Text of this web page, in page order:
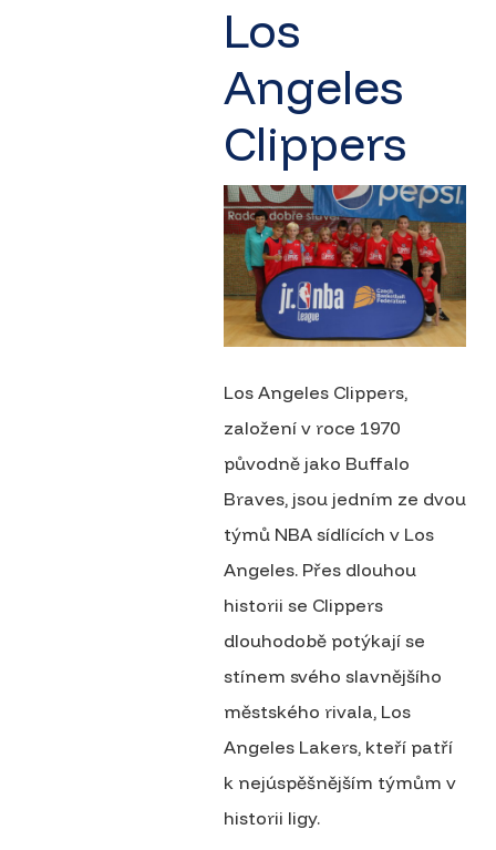
Los
Angeles
Clippers
Los Angeles Clippers,
založení v roce 1970
původně jako Buffalo
Braves, jsou jedním ze dvou
týmů NBA sídlících v Los
Angeles. Přes dlouhou
historii se Clippers
dlouhodobě potýkají se
stínem svého slavnějšího
městského rivala, Los
Angeles Lakers, kteří patří
k nejúspěšnějším týmům v
historii ligy.